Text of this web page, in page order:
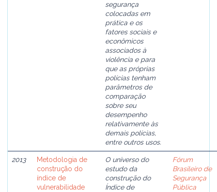
segurança
colocadas em
prática e os
fatores sociais e
econômicos
associados à
violência e para
que as próprias
polícias tenham
parâmetros de
comparação
sobre seu
desempenho
relativamente às
demais polícias,
entre outros usos.
2013
Metodologia de
construção do
índice de
vulnerabilidade
O universo do
estudo da
construção do
Índice de
Fórum
Brasileiro de
Segurança
Pública